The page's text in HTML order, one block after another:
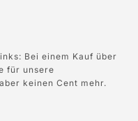
Bei einem Kauf über
für unsere
keinen Cent mehr.